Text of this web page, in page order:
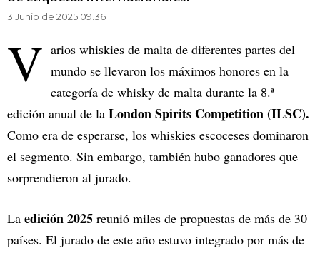
3 Junio de 2025 09.36
V arios whiskies de malta de diferentes partes del
mundo se llevaron los máximos honores en la
categoría de whisky de malta durante la 8.ª
edición anual de la London Spirits Competition(ILSC).
Como era de esperarse, los whiskies escoceses dominaron
el segmento. Sin embargo, también hubo ganadores que
sorprendieron al jurado.
La edición 2025 reunió miles de propuestas de más de 30
países. El jurado de este año estuvo integrado por más de